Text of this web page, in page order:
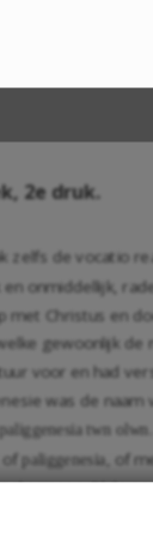
2e druk.
de vocatio
onmiddellijk,
Christus en
gewoonlijk
voor en had
was de
twn olwn
ofpaliggenesia , of
Philo
naar Palestina